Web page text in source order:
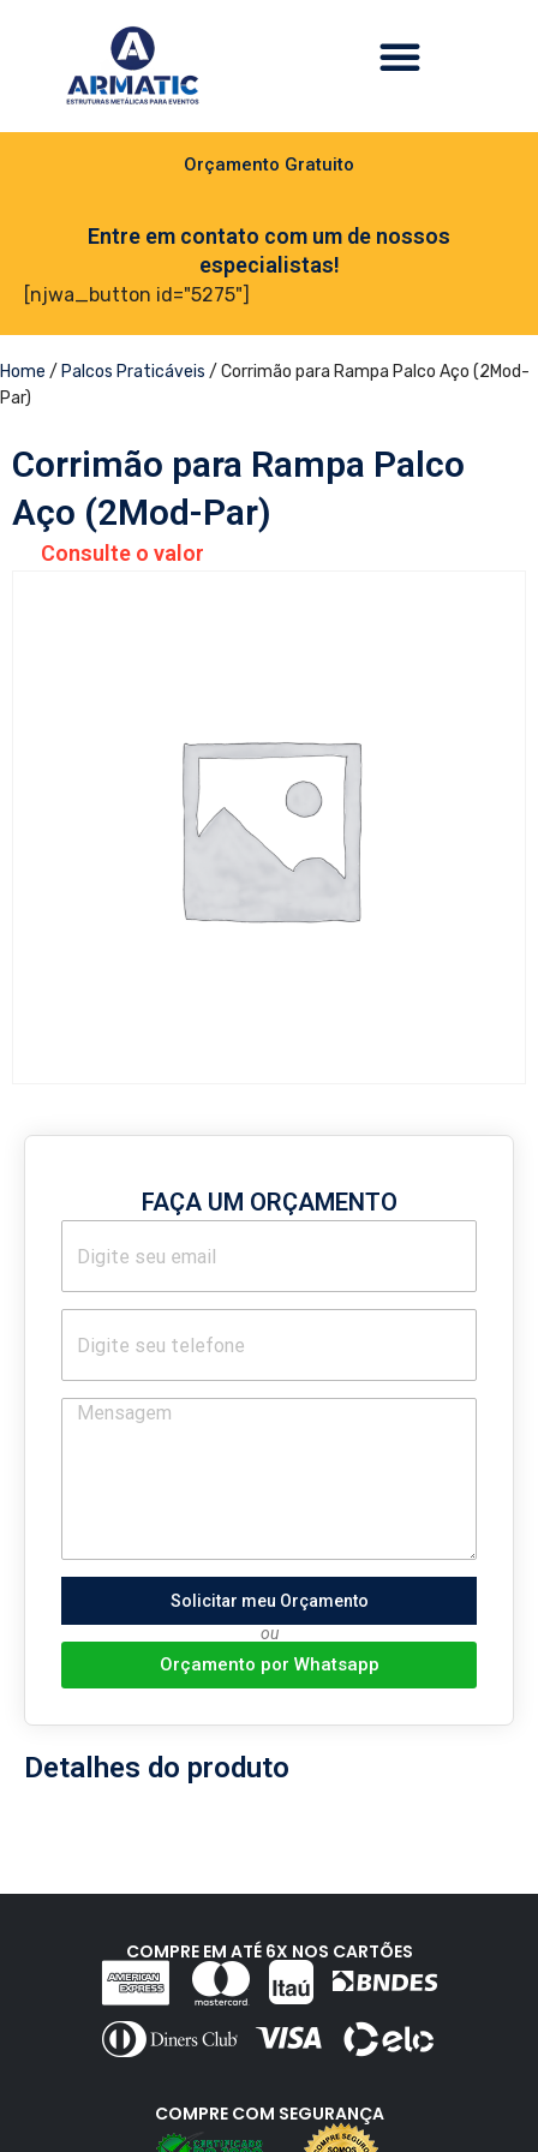
Orçamento Gratuito
Entre em contato com um de nossos
especialistas!
[njwa_button id="5275"]
Home / Palcos Praticáveis / Corrimão para Rampa Palco Aço (2Mod-
Par)
Corrimão para Rampa Palco
Aço (2Mod-Par)
Consulte o valor
FAÇA UM ORÇAMENTO
Solicitar meu Orçamento
ou
Orçamento por Whatsapp
Detalhes do produto
COMPRE EM ATÉ 6X NOS CARTÕES
COMPRE COM SEGURANÇA